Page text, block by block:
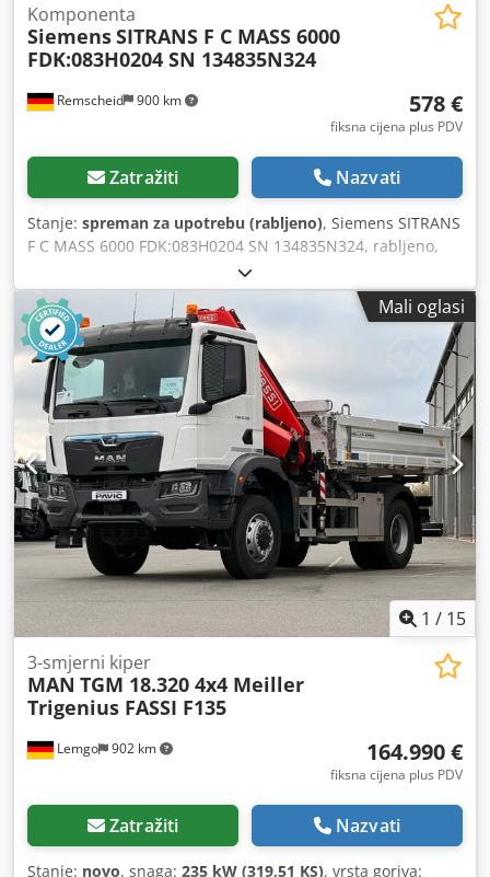
Remscheid 900 km
Komponenta
SiemensSITRANS F C MASS 6000
FDK:083H0204 SN 134835N324
578 €
fiksna cijena plus PDV
Zatražiti Nazvati
Stanje: spreman za upotrebu (rabljeno), Siemens SITRANS
F C MASS 6000 FDK:083H0204 SN 134835N324, rabljeno,
dobro očuvano, 100% ispravno, isporuka prema
fotografijama Dcjdoy Ntbgopfx Aivok
Mali oglasi
1 / 15
Lemgo 902 km
3-smjerni kiper
MAN TGM 18.320 4x4 Meiller
Trigenius FASSI F135
164.990 €
fiksna cijena plus PDV
Zatražiti Nazvati
Stanje: novo, snaga: 235 kW (319,51 KS), vrsta goriva: